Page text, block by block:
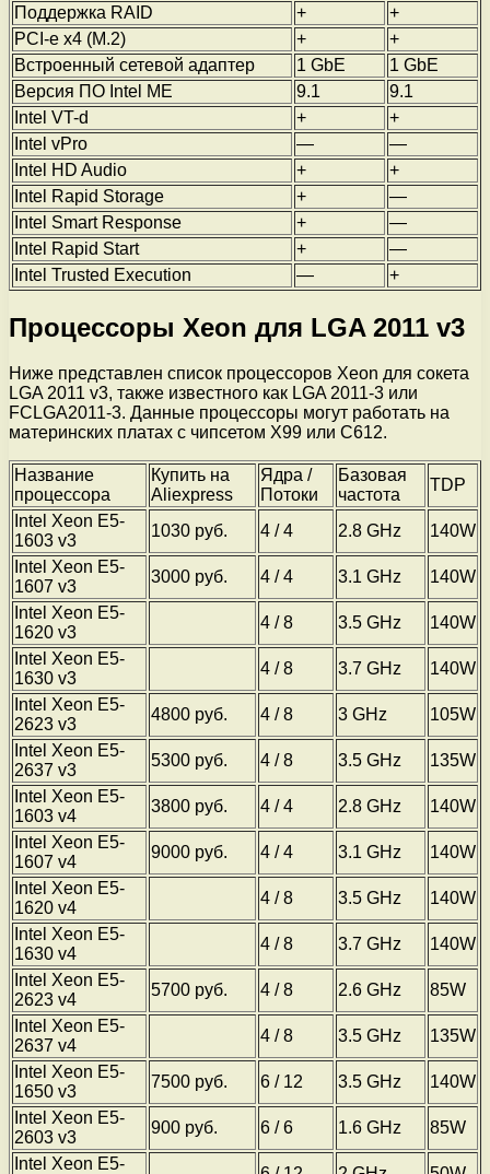
Поддержка RAID
+
+
PCI-e x4 (M.2)
+
+
Встроенный сетевой адаптер
1 GbE
1 GbE
Версия ПО Intel ME
9.1
9.1
Intel VT-d
+
+
Intel vPro
—
—
Intel HD Audio
+
+
Intel Rapid Storage
+
—
Intel Smart Response
+
—
Intel Rapid Start
+
—
Intel Trusted Execution
— +
Процессоры Xeon для LGA 2011 v3
Ниже представлен список процессоров Xeon для сокета
LGA 2011 v3, также известного как LGA 2011-3 или
FCLGA2011-3. Данные процессоры могут работать на
материнских платах с чипсетом X99 или C612.
Название
процессора
Купить на
Aliexpress
Ядра /
Потоки
Базовая
частота
TDP
Intel Xeon E5-
1603 v3
1030 руб. 4 / 4 2.8 GHz
140W
Intel Xeon E5-
1607 v3
3000 руб. 4 / 4 3.1 GHz
140W
Intel Xeon E5-
1620 v3
4 / 8 3.5 GHz
140W
Intel Xeon E5-
1630 v3
4 / 8 3.7 GHz
140W
Intel Xeon E5-
2623 v3
4800 руб. 4 / 8 3 GHz
105W
Intel Xeon E5-
2637 v3
5300 руб. 4 / 8 3.5 GHz
135W
Intel Xeon E5-
1603 v4
3800 руб. 4 / 4 2.8 GHz
140W
Intel Xeon E5-
1607 v4
9000 руб. 4 / 4 3.1 GHz
140W
Intel Xeon E5-
1620 v4
4 / 8 3.5 GHz
140W
Intel Xeon E5-
1630 v4
4 / 8 3.7 GHz
140W
Intel Xeon E5-
2623 v4
5700 руб. 4 / 8 2.6 GHz
85W
Intel Xeon E5-
2637 v4
4 / 8 3.5 GHz
135W
Intel Xeon E5-
1650 v3
7500 руб. 6 / 12 3.5 GHz
140W
Intel Xeon E5-
2603 v3
900 руб. 6 / 6 1.6 GHz
85W
Intel Xeon E5-